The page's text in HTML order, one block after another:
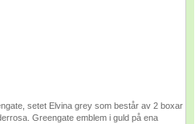
setet Elvina grey som består av 2 boxar
Greengate emblem i guld på ena